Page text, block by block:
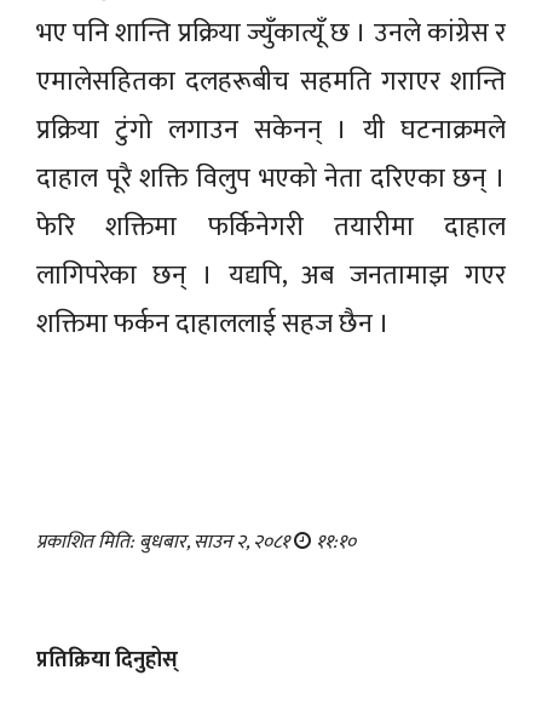
भए पनि शान्ति प्रक्रिया ज्युँकात्यूँ छ । उनले कांग्रेस र
एमालेसहितका दलहरूबीच सहमति गराएर शान्ति
प्रक्रिया टुंगो लगाउन सकेनन् । यी घटनाक्रमले
दाहाल पूरै शक्ति विलुप भएको नेता दरिएका छन् ।
फेरि शक्तिमा फर्किनेगरी तयारीमा दाहाल
लागिपरेका छन् । यद्यपि, अब जनतामाझ गएर
शक्तिमा फर्कन दाहाललाई सहज छैन ।
प्रकाशित मिति: बुधबार, साउन २, २०८१ ११:१०
प्रतिक्रिया दिनुहोस्